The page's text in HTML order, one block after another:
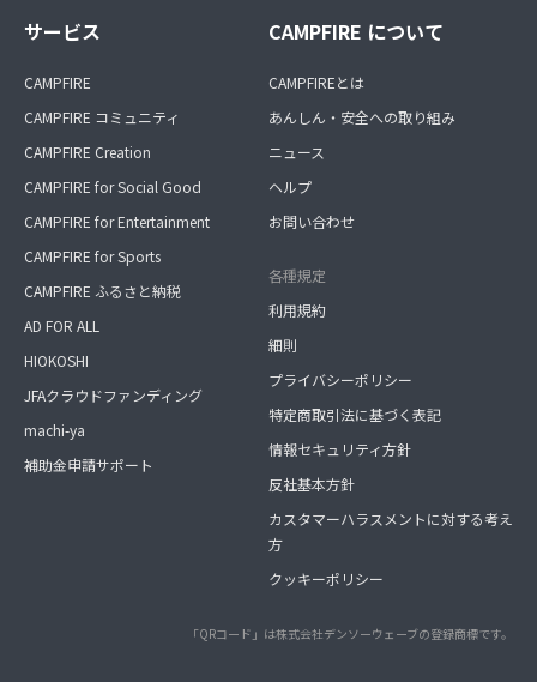
サービス
CAMPFIRE
CAMPFIRE コミュニティ
CAMPFIRE Creation
CAMPFIRE for Social Good
CAMPFIRE for Entertainment
CAMPFIRE for Sports
CAMPFIRE ふるさと納税
AD FOR ALL
HIOKOSHI
JFAクラウドファンディング
machi-ya
補助金申請サポート
CAMPFIRE について
CAMPFIREとは
あんしん・安全への取り組み
ニュース
ヘルプ
お問い合わせ
各種規定
利用規約
細則
プライバシーポリシー
特定商取引法に基づく表記
情報セキュリティ方針
反社基本方針
カスタマーハラスメントに対する考え
方
クッキーポリシー
「QRコード」は株式会社デンソーウェーブの登録商標です。